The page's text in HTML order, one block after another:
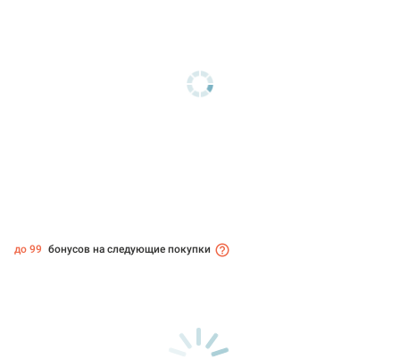
до 99 бонусов на следующие покупки